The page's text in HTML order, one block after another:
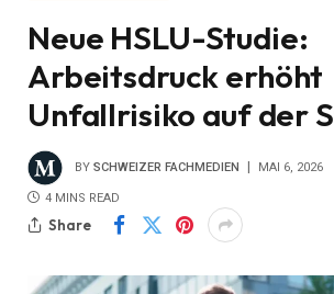
Neue HSLU-Studie:
Arbeitsdruck erhöht
Unfallrisiko auf der
BY SCHWEIZER FACHMEDIEN MAI 6, 2026
4 MINS READ
Share